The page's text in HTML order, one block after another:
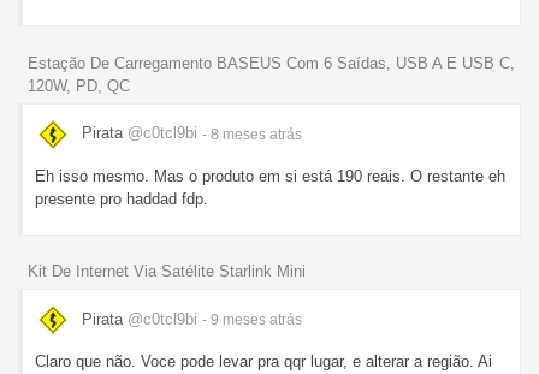
Estação De Carregamento BASEUS Com 6 Saídas, USB A E USB C,
120W, PD, QC
Pirata @c0tcl9bi - 8 meses atrás
Eh isso mesmo. Mas o produto em si está 190 reais. O restante eh
presente pro haddad fdp.
Kit De Internet Via Satélite Starlink Mini
Pirata @c0tcl9bi - 9 meses atrás
Claro que não. Voce pode levar pra qqr lugar, e alterar a região. Ai